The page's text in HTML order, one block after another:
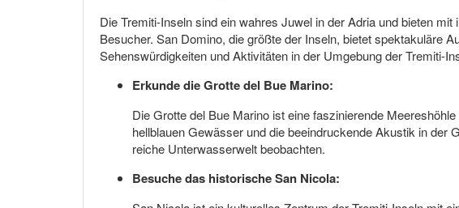
Die Tremiti-Inseln sind ein wahres Juwel in der Adria und bieten
Besucher. San Domino, die größte der Inseln, bietet spektakuläre
Sehenswürdigkeiten und Aktivitäten in der Umgebung der Tremiti-
Erkunde die Grotte del Bue Marino:
Die Grotte del Bue Marino ist eine faszinierende
hellblauen Gewässer und die beeindruckende Akustik in
reiche Unterwasserwelt beobachten.
Besuche das historische San Nicola: